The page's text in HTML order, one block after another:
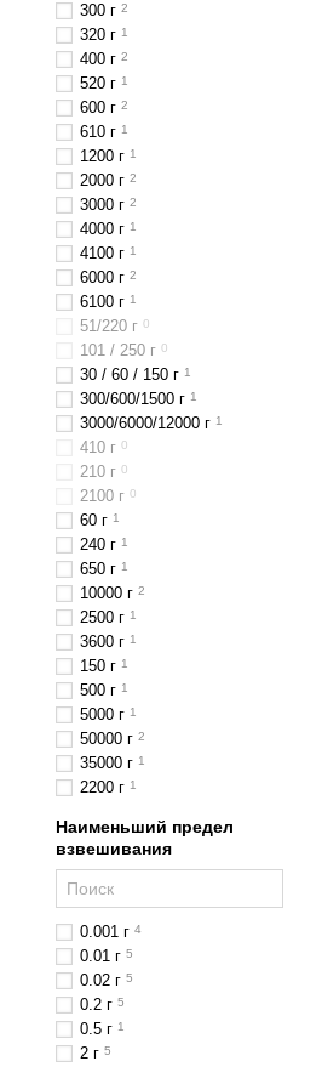
300 г 2
320 г 1
400 г 2
520 г 1
600 г 2
610 г 1
1200 г 1
2000 г 2
3000 г 2
4000 г 1
4100 г 1
6000 г 2
6100 г 1
51/220 г 0
101 / 250 г 0
30 / 60 / 150 г 1
300/600/1500 г 1
3000/6000/12000 г 1
410 г 0
210 г 0
2100 г 0
60 г 1
240 г 1
650 г 1
10000 г 2
2500 г 1
3600 г 1
150 г 1
500 г 1
5000 г 1
50000 г 2
35000 г 1
2200 г 1
Наименьший предел
взвешивания
0.001 г 4
0.01 г 5
0.02 г 5
0.2 г 5
0.5 г 1
2 г 5